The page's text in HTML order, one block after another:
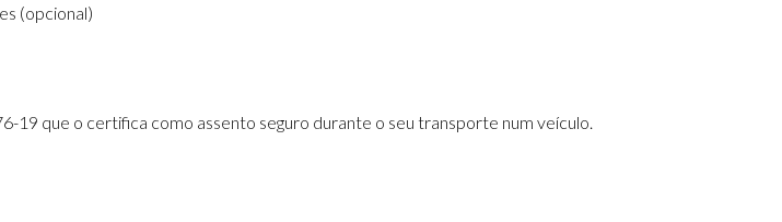
(opcional)
19 que o certifica como assento seguro durante o seu transporte num veículo.